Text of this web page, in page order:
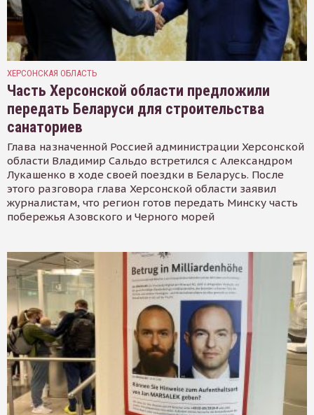
ХЕРСОНСКАЯ ОБЛАСТЬ
Часть Херсонской области предложили
передать Беларуси для строительства
санаториев
Глава назначенной Россией администрации Херсонской
области Владимир Сальдо встретился с Александром
Лукашенко в ходе своей поездки в Беларусь. После
этого разговора глава Херсонской области заявил
журналистам, что регион готов передать Минску часть
побережья Азовского и Черного морей